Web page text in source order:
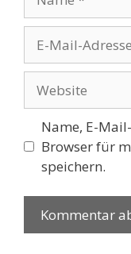
Mail-
Adresse
Name, E-
Browser für
speichern.